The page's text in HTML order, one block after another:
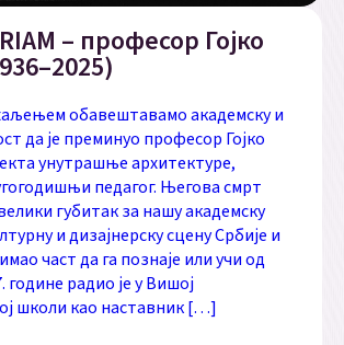
– професор Гојко
обавештавамо академску и
да је преминуо професор Гојко
унутрашње архитектуре,
педагог. Његова смрт
губитак за нашу академску
и дизајнерску сцену Србије и
част да га познаје или учи од
године радио је у Вишој
школи као наставник […]